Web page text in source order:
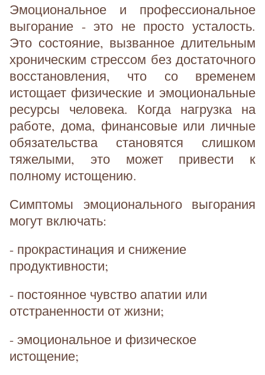
Эмоциональное и профессиональное
выгорание - это не просто усталость.
Это состояние, вызванное длительным
хроническим стрессом без достаточного
восстановления, что со временем
истощает физические и эмоциональные
ресурсы человека. Когда нагрузка на
работе, дома, финансовые или личные
обязательства становятся слишком
тяжелыми, это может привести к
полному истощению.
Симптомы эмоционального выгорания
могут включать:
- прокрастинация и снижение
продуктивности;
- постоянное чувство апатии или
отстраненности от жизни;
- эмоциональное и физическое
истощение;